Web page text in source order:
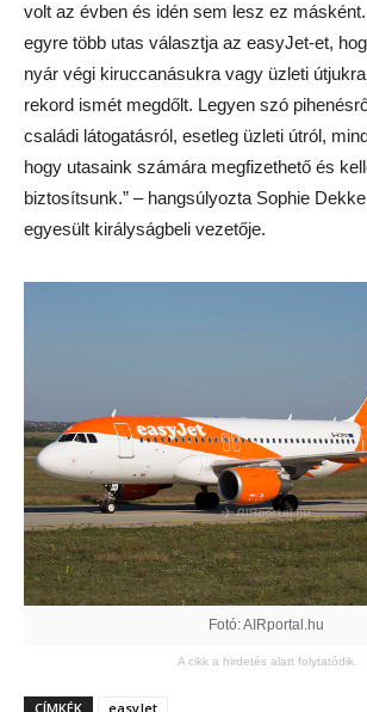
volt az évben és idén sem lesz ez
egyre több utas választja az easyJet-et,
nyár végi kiruccanásukra vagy üzleti
rekord ismét megdőlt. Legyen szó
családi látogatásról, esetleg üzleti útról,
hogy utasaink számára megfizethető és
biztosítsunk.” – hangsúlyozta Sophie
egyesült királyságbeli vezetője.
Fotó: AIRportal.hu
A cikk a hirdetés alatt folytatódik.
CÍMKÉK easyJet